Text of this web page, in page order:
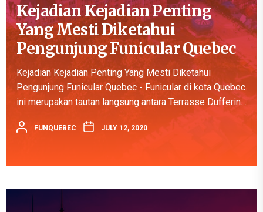
Kejadian Kejadian Penting
Yang Mesti Diketahui
Pengunjung Funicular Quebec
Kejadian Kejadian Penting Yang Mesti Diketahui
Pengunjung Funicular Quebec - Funicular di kota Quebec
ini merupakan tautan langsung antara Terrasse Dufferin,
Quartier Petit-Champlain, Place-Royale dan Old Port.
Kereja gantung ini menawarkan pemandangan indah
FUNQUEBEC JULY 12, 2020